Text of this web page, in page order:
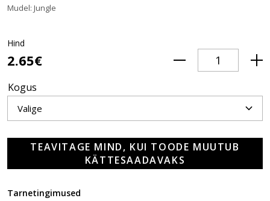
Mudel: Jungle
Hind
2.65€
Kogus
TEAVITAGE MIND, KUI TOODE MUUTUB
KÄTTESAADAVAKS
Tarnetingimused